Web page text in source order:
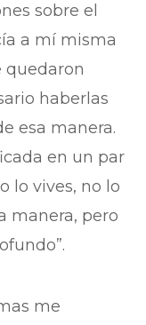
sobre el
a mí misma
quedaron
haberlas
esa manera.
en un par
lo vives, no lo
manera, pero
me